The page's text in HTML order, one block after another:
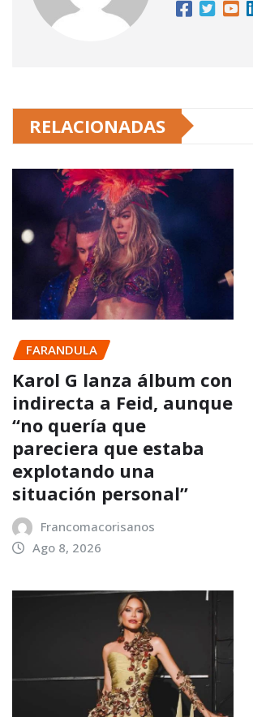
RELACIONADAS
FARANDULA
Karol G lanza álbum con
indirecta a Feid, aunque
“no quería que
pareciera que estaba
explotando una
situación personal”
Francomacorisanos
Ago 8, 2026